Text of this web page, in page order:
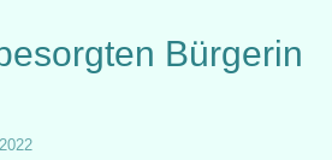
Bürgerin